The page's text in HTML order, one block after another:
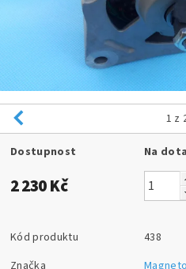
1 z
Dostupnost Na
2 230 Kč
Kód produktu
438
Značka